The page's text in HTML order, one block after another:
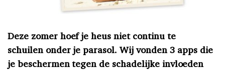
Deze zomer hoef je heus niet continu te
schuilen onder je parasol. Wij vonden 3 apps die
je beschermen tegen de schadelijke invloeden